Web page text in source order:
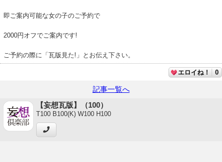
即ご案内可能な女の子のご予約で
2000円オフでご案内です!
ご予約の際に「瓦版見た!」とお伝え下さい。
エロイね！ 0
記事一覧へ
【妄想瓦版】（100）
T100 B100(K) W100 H100